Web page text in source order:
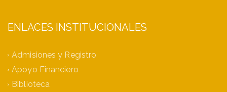
ENLACES INSTITUCIONALES
Admisiones y Registro
Apoyo Financiero
Biblioteca